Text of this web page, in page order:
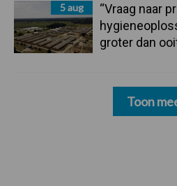
5 aug
“Vraag naar
groter dan
Toon